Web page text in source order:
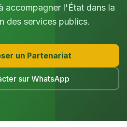
accompagner l'État dans la
des services publics.
un Partenariat
sur WhatsApp